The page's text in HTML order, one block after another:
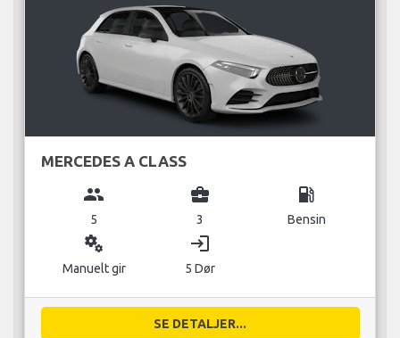
MERCEDES A CLASS
group
5
business_center
3
local_gas_station
Bensin
miscellaneous_services
Manuelt gir
login
5 Dør
SE DETALJER...